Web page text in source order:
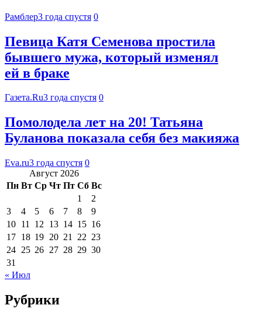
Рамблер3 года спустя 0
Певица Катя Семенова простила
бывшего мужа, который изменял
ей в браке
Газета.Ru3 года спустя 0
Помолодела лет на 20! Татьяна
Буланова показала себя без макияжа
Eva.ru3 года спустя 0
Август 2026
Пн Вт Ср Чт Пт Сб Вс
1
2
3
4 5 6 7 8
9
10 11 12 13 14 15 16
17 18 19 20 21 22 23
24 25 26 27 28 29 30
31
« Июл
Рубрики